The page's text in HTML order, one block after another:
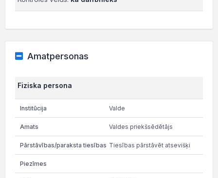
Amatpersonas
Fiziska persona
Valde
Valdes priekšsēdētājs
Tiesības pārstāvēt atsevišķi